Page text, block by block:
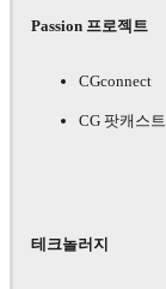
Passion 프로젝트
CGconnect
CG 팟캐스트
테크놀러지